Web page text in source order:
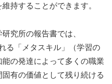
持することができます。
究所の報告書では、
る「メタスキル」（学習の
の発達によって多くの職業
有の価値として残り続ける